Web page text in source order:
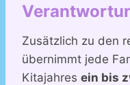
Zusätzlich zu den
übernimmt jede
Kitajahres ein bis